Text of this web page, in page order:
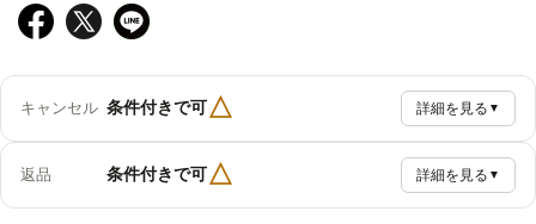
キャンセル 条件付きで可△ 詳細を見る ▼
返品 条件付きで可△ 詳細を見る ▼